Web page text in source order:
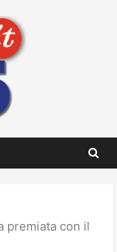
premiata con il